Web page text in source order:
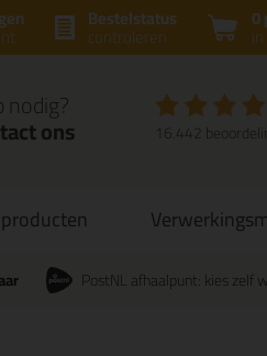
0
Bestelstatus
controleren
nodig?
ons 16.442
PostNL afhaalpunt: kies zelf